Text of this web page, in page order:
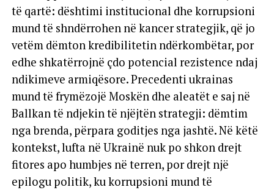
të qartë: dështimi institucional dhe korrupsioni
mund të shndërrohen në kancer strategjik, që jo
vetëm dëmton kredibilitetin ndërkombëtar, por
edhe shkatërrojnë çdo potencial rezistence ndaj
ndikimeve armiqësore. Precedenti ukrainas
mund të frymëzojë Moskën dhe aleatët e saj në
Ballkan të ndjekin të njëjtën strategji: dëmtim
nga brenda, përpara goditjes nga jashtë. Në këtë
kontekst, lufta në Ukrainë nuk po shkon drejt
fitores apo humbjes në terren, por drejt një
epilogu politik, ku korrupsioni mund të